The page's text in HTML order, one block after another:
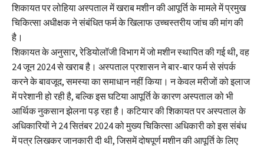
शिकायत पर लोहिया अस्पताल में खराब मशीन की आपूर्ति के मामले में प्रमुख
चिकित्सा अधीक्षक ने संबंधित फर्म के खिलाफ उच्चस्तरीय जांच की मांग की
है।
शिकायत के अनुसार, रेडियोलॉजी विभाग में जो मशीन स्थापित की गई थी, वह
24 जून 2024 से खराब है। अस्पताल प्रशासन ने बार-बार फर्म से संपर्क
करने के बावजूद, समस्या का समाधान नहीं किया। न केवल मरीजों को इलाज
में परेशानी हो रही है, बल्कि इस घटिया आपूर्ति के कारण अस्पताल को भी
आर्थिक नुकसान झेलना पड़ रहा है। कटियार की शिकायत पर अस्पताल के
अधिकारियों ने 24 सितंबर 2024 को मुख्य चिकित्सा अधिकारी को इस संबंध
में पत्र लिखकर जानकारी दी थी, जिसमें दोषपूर्ण मशीन की आपूर्ति के लिए